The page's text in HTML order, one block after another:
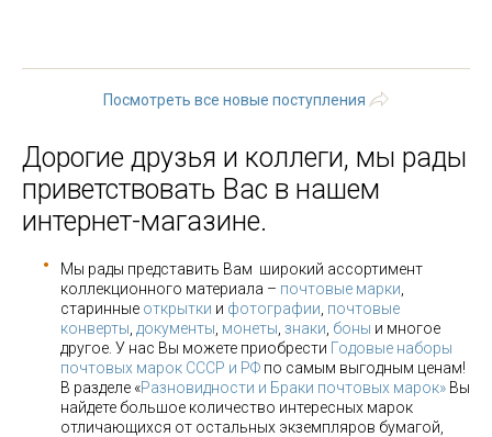
Посмотреть все новые поступления
Дорогие друзья и коллеги, мы рады
приветствовать Вас в нашем
интернет-магазине.
Мы рады представить Вам широкий ассортимент
коллекционного материала – почтовые марки
старинные открытки и фотографии почтовые
конверты документы монеты знаки боны и многое
другое. У нас Вы можете приобрести Годовые наборы
почтовых марок СССР и РФ по самым выгодным ценам!
В разделе «Разновидности и Браки почтовых марок» Вы
найдете большое количество интересных марок
отличающихся от остальных экземпляров бумагой,